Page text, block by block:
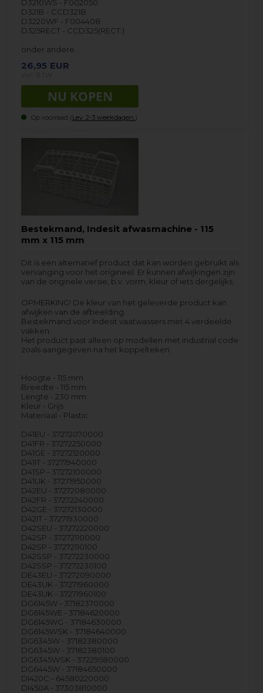
D3210WS - F002050
D321B - CCD321B
D3220WF - F004408
D325RECT - CCD325(RECT.)
onder andere…
26,95 EUR
Op voorraad (Lev. 2-3 weekdagen. ).
Bestekmand, Indesit afwasmachine - 115
mm x 115 mm
Dit is een alternatief product dat kan worden gebruikt als
vervanging voor het origineel. Er kunnen afwijkingen zijn
van de originele versie, b.v. vorm, kleur of iets dergelijks.
OPMERKING! De kleur van het geleverde product kan
afwijken van de afbeelding.
Bestekmand voor Indesit vaatwassers met 4 verdeelde
vakken.
Het product past alleen op modellen met industrial code
zoals aangegeven na het koppelteken.
Hoogte - 115 mm
Breedte - 115 mm
Lengte - 230 mm
Kleur - Grijs
Materiaal - Plastic
D41EU - 37272070000
D41FR - 37272250000
D41GE - 37272120000
D41IT - 37271940000
D41SP - 37272100000
D41UK - 37271950000
D42EU - 37272080000
D42FR - 37272240000
D42GE - 37272130000
D42IT - 37271930000
D42SEU - 37272220000
D42SP - 37272110000
D42SP - 37272110100
D42SSP - 37272230000
D42SSP - 37272230100
DE43EU - 37272090000
DE43UK - 37271960000
DE43UK - 37271960100
DG6145W - 37182370000
DG6145WE - 37184620000
DG6145WG - 37184630000
DG6145WSK - 37184640000
DG6345W - 37182380000
DG6345W - 37182380100
DG6345WSK - 37229580000
DG6445W - 37184650000
DI420C - 64580220000
DI450A - 37303810000